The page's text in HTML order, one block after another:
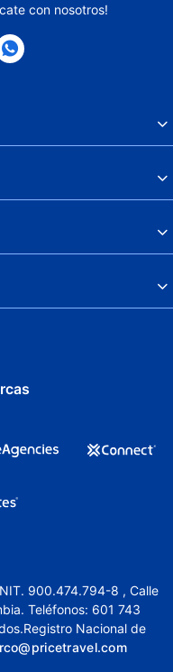
con nosotros!
900.474.794-8 , Calle
Teléfonos: 601 743
Nacional de